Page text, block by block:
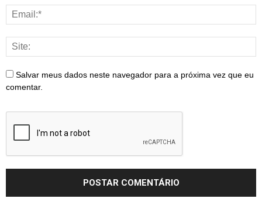
Salvar meus dados neste navegador para a próxima vez que eu
comentar.